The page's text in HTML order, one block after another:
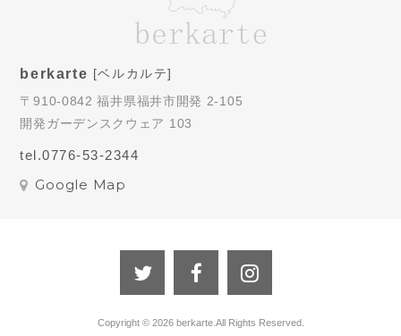
berkarte [ベルカルテ]
〒910-0842 福井県福井市開発 2-105
開発ガーデンスクウェア 103
tel.0776-53-2344
Google Map
Copyright © 2026 berkarte.All Rights Reserved.